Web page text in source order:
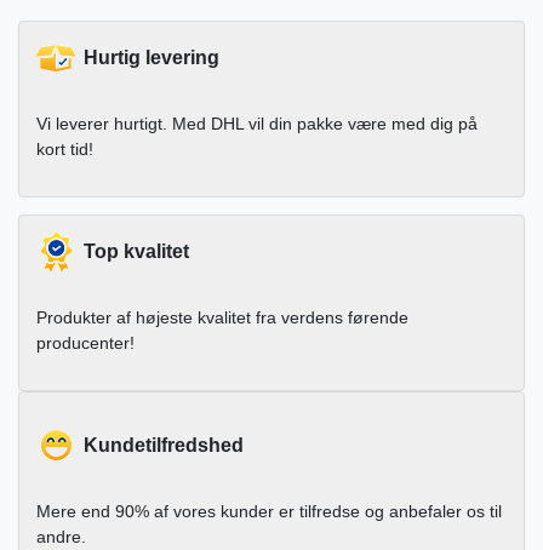
Hurtig levering
Vi leverer hurtigt. Med DHL vil din pakke være med dig på
kort tid!
Top kvalitet
Produkter af højeste kvalitet fra verdens førende
producenter!
Kundetilfredshed
Mere end 90% af vores kunder er tilfredse og anbefaler os til
andre.